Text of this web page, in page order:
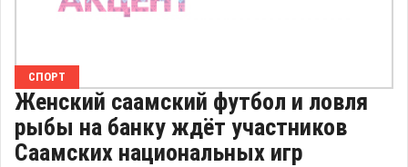
СПОРТ
Женский саамский футбол и ловля
рыбы на банку ждёт участников
Саамских национальных игр